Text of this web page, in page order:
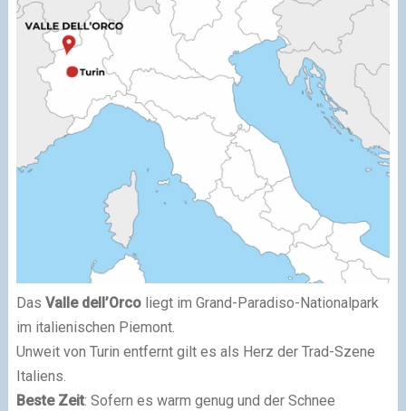
Das Valle dell’Orco liegt im Grand-Paradiso-Nationalpark
im italienischen Piemont.
Unweit von Turin entfernt gilt es als Herz der Trad-Szene
Italiens.
Beste Zeit: Sofern es warm genug und der Schnee